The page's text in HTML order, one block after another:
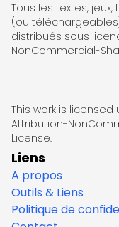
Tous les textes,
(ou
distribués sous
NonCommercial-
This work is
Attribution-
License.
Liens
A propos
Outils & Liens
Politique de